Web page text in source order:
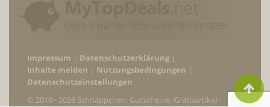
Impressum
Datenschutzerklärung
Inhalte melden
Nutzungsbedingungen
Datenschutzeinstellungen
© 2010 - 2026 Schnäppchen, Gutscheine, Gratisartikel -